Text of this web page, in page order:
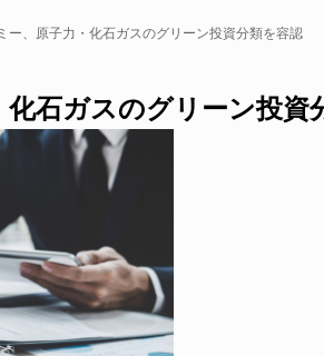
ー、原子力・化石ガスのグリーン投資分類を容認
石ガスのグリーン投資